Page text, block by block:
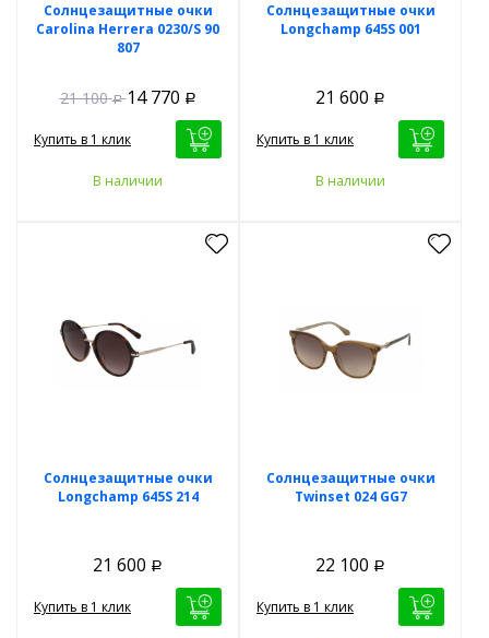
Солнцезащитные очки
Carolina Herrera 0230/S 90
807
21 100 Р 14 770 Р
Купить в 1 клик
В наличии
Солнцезащитные очки
Longchamp 645S 001
21 600 Р
Купить в 1 клик
В наличии
Солнцезащитные очки
Longchamp 645S 214
21 600 Р
Купить в 1 клик
Солнцезащитные очки
Twinset 024 GG7
22 100 Р
Купить в 1 клик